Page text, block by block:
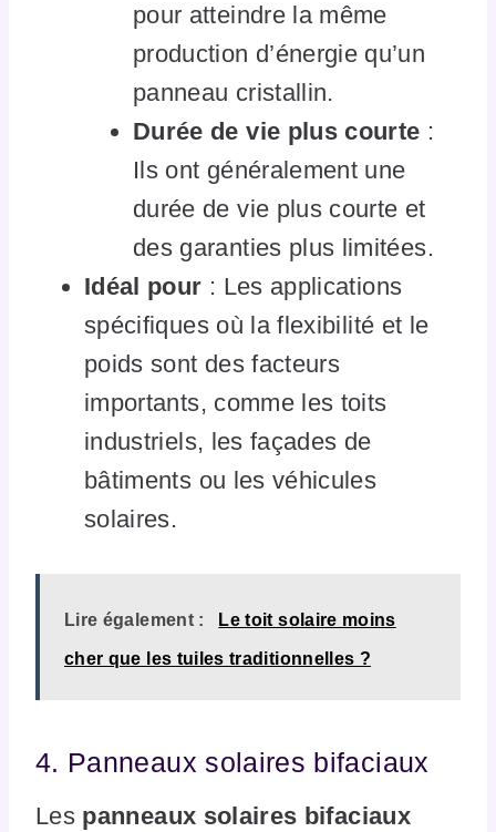
pour atteindre la même
production d’énergie qu’un
panneau cristallin.
Durée de vie plus courte :
Ils ont généralement une
durée de vie plus courte et
des garanties plus limitées.
Idéal pour : Les applications
spécifiques où la flexibilité et le
poids sont des facteurs
importants, comme les toits
industriels, les façades de
bâtiments ou les véhicules
solaires.
Lire également : Le toit solaire moins
cher que les tuiles traditionnelles ?
4. Panneaux solaires bifaciaux
Les panneaux solaires bifaciaux